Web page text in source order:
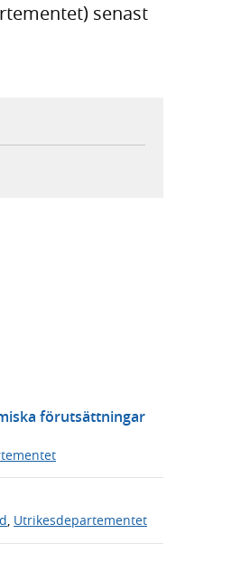
senast
förutsättningar
, Utrikesdepartementet